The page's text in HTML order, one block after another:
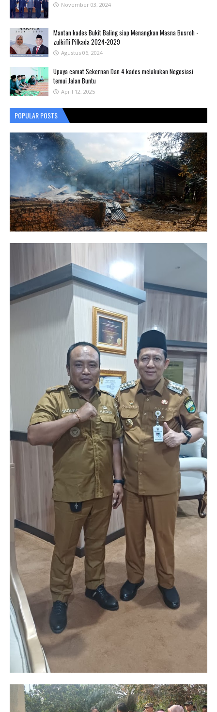
November 03, 2024
Mantan kades Bukit Baling siap Menangkan Masna Busroh -
zulkifli Pilkada 2024-2029
Agustus 06, 2024
Upaya camat Sekernan Dan 4 kades melakukan Negosiasi
temui Jalan Buntu
April 12, 2025
POPULAR POSTS